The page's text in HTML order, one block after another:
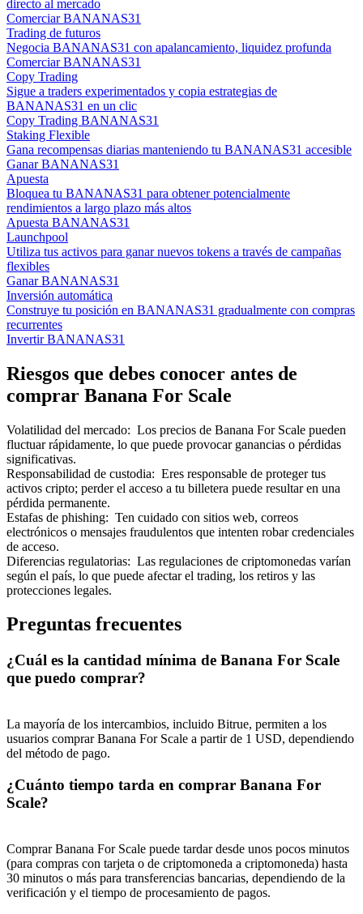
directo al mercado
Comerciar BANANAS31
Trading de futuros
Negocia BANANAS31 con apalancamiento, liquidez profunda
Comerciar BANANAS31
Copy Trading
Sigue a traders experimentados y copia estrategias de
BANANAS31 en un clic
Copy Trading BANANAS31
Staking Flexible
Gana recompensas diarias manteniendo tu BANANAS31 accesible
Ganar BANANAS31
Apuesta
Bloquea tu BANANAS31 para obtener potencialmente
rendimientos a largo plazo más altos
Apuesta BANANAS31
Launchpool
Utiliza tus activos para ganar nuevos tokens a través de campañas
flexibles
Ganar BANANAS31
Inversión automática
Construye tu posición en BANANAS31 gradualmente con compras
recurrentes
Invertir BANANAS31
Riesgos que debes conocer antes de
comprar Banana For Scale
Volatilidad del mercado: Los precios de Banana For Scale pueden
fluctuar rápidamente, lo que puede provocar ganancias o pérdidas
significativas.
Responsabilidad de custodia: Eres responsable de proteger tus
activos cripto; perder el acceso a tu billetera puede resultar en una
pérdida permanente.
Estafas de phishing: Ten cuidado con sitios web, correos
electrónicos o mensajes fraudulentos que intenten robar credenciales
de acceso.
Diferencias regulatorias: Las regulaciones de criptomonedas varían
según el país, lo que puede afectar el trading, los retiros y las
protecciones legales.
Preguntas frecuentes
¿Cuál es la cantidad mínima de Banana For Scale
que puedo comprar?
La mayoría de los intercambios, incluido Bitrue, permiten a los
usuarios comprar Banana For Scale a partir de 1 USD, dependiendo
del método de pago.
¿Cuánto tiempo tarda en comprar Banana For
Scale?
Comprar Banana For Scale puede tardar desde unos pocos minutos
(para compras con tarjeta o de criptomoneda a criptomoneda) hasta
30 minutos o más para transferencias bancarias, dependiendo de la
verificación y el tiempo de procesamiento de pagos.